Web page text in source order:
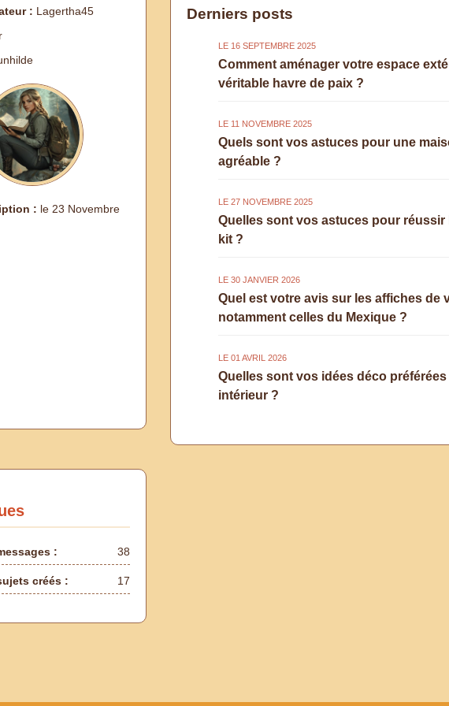
: Lagertha45
: le 23 Novembre
Derniers posts
LE 16 SEPTEMBRE 2025
Comment aménager votre espace
véritable havre de paix ?
LE 11 NOVEMBRE 2025
Quels sont vos astuces pour une
agréable ?
LE 27 NOVEMBRE 2025
Quelles sont vos astuces pour
kit ?
LE 30 JANVIER 2026
Quel est votre avis sur les affiches de
notamment celles du Mexique ?
LE 01 AVRIL 2026
Quelles sont vos idées déco
intérieur ?
: 38
créés : 17